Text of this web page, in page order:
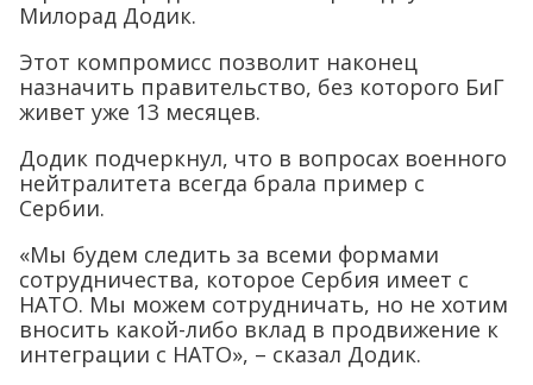
Милорад Додик.
Этот компромисс позволит наконец
назначить правительство, без которого БиГ
живет уже 13 месяцев.
Додик подчеркнул, что в вопросах военного
нейтралитета всегда брала пример с
Сербии.
«Мы будем следить за всеми формами
сотрудничества, которое Сербия имеет с
НАТО. Мы можем сотрудничать, но не хотим
вносить какой-либо вклад в продвижение к
интеграции с НАТО», – сказал Додик.